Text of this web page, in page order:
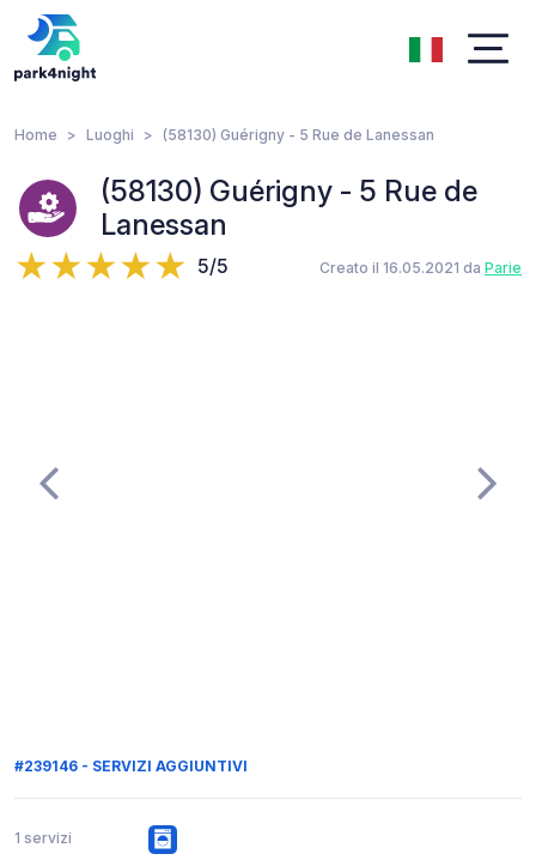
Home Luoghi (58130) Guérigny - 5 Rue de Lanessan
(58130) Guérigny - 5 Rue de
Lanessan
5/5 Creato il 16.05.2021 da Parie
#239146 - SERVIZI AGGIUNTIVI
1 servizi